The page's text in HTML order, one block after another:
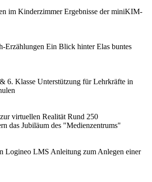
im Kinderzimmer Ergebnisse der miniKIM-
Erzählungen Ein Blick hinter Elas buntes
6. Klasse Unterstützung für Lehrkräfte in
virtuellen Realität Rund 250
das Jubiläum des "Medienzentrums"
Logineo LMS Anleitung zum Anlegen einer